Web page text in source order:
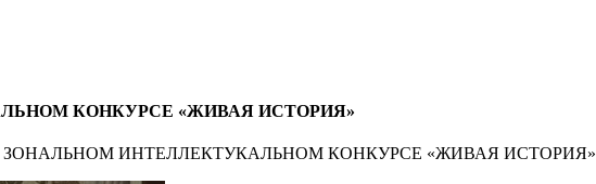
КОНКУРСЕ «ЖИВАЯ ИСТОРИЯ»
ЗОНАЛЬНОМ ИНТЕЛЛЕКТУКАЛЬНОМ КОНКУРСЕ «ЖИВАЯ ИСТОРИЯ»